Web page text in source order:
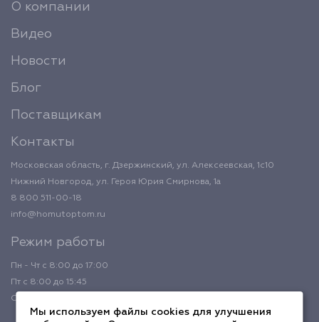
О компании
Видео
Новости
Блог
Поставщикам
Контакты
Московская область, г. Дзержинский, ул. Алексеевская, 1с10
Нижний Новгород, ул. Героя Юрия Смирнова, 1а
8 800 511-00-18
info@homutoptom.ru
Режим работы
Пн - Чт с 8:00 до 17:00
Пт с 8:00 до 15:45
Обед с 12:00 до 12:45
Мы используем файлы cookies для улучшения